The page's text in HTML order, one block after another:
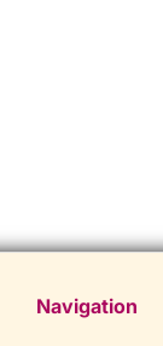
Navigation